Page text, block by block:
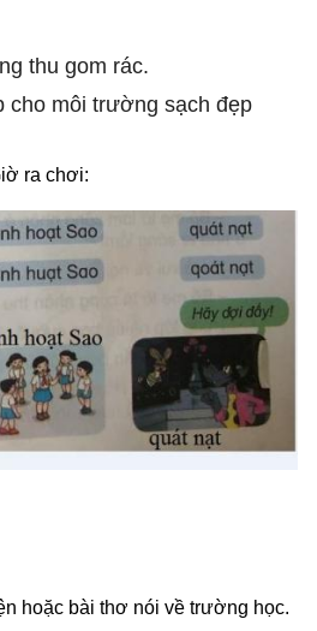
thu gom rác.
cho môi trường sạch đẹp
ra chơi:
hoặc bài thơ nói về trường học.